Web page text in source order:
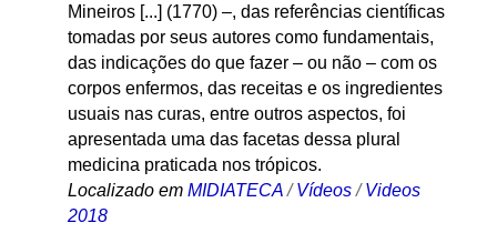
Mineiros [...] (1770) –, das referências científicas
tomadas por seus autores como fundamentais,
das indicações do que fazer – ou não – com os
corpos enfermos, das receitas e os ingredientes
usuais nas curas, entre outros aspectos, foi
apresentada uma das facetas dessa plural
medicina praticada nos trópicos.
Localizado em MIDIATECA /Vídeos /Videos
2018